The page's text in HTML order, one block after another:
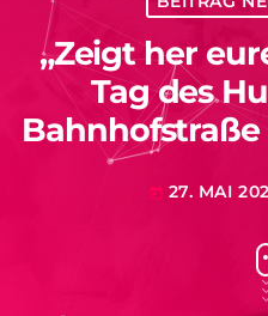
„Zeigt her
Tag des
today 27. MAI